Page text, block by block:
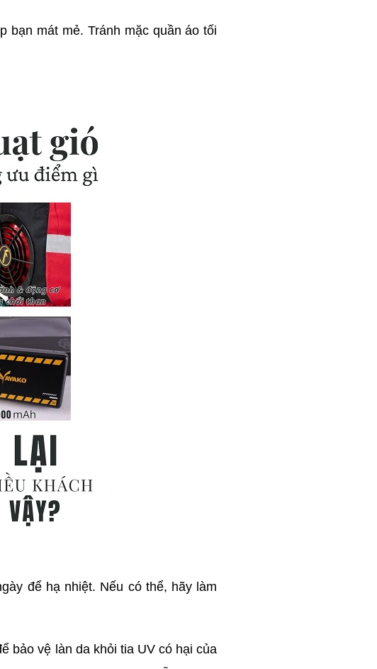
bạn mát mẻ. Tránh mặc quần áo tối
để hạ nhiệt. Nếu có thể, hãy làm
bảo vệ làn da khỏi tia UV có hại của